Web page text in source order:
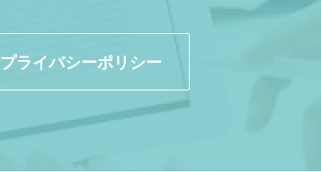
プライバシーポリシー